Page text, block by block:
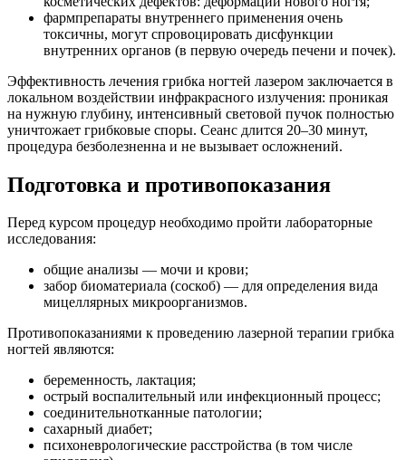
фармпрепараты внутреннего применения очень
токсичны, могут спровоцировать дисфункции
внутренних органов (в первую очередь печени и почек).
Эффективность лечения грибка ногтей лазером заключается в
локальном воздействии инфракрасного излучения: проникая
на нужную глубину, интенсивный световой пучок полностью
уничтожает грибковые споры. Сеанс длится 20–30 минут,
процедура безболезненна и не вызывает осложнений.
Подготовка и противопоказания
Перед курсом процедур необходимо пройти лабораторные
исследования:
общие анализы — мочи и крови;
забор биоматериала (соскоб) — для определения вида
мицеллярных микроорганизмов.
Противопоказаниями к проведению лазерной терапии грибка
ногтей являются:
беременность, лактация;
острый воспалительный или инфекционный процесс;
соединительнотканные патологии;
сахарный диабет;
психоневрологические расстройства (в том числе